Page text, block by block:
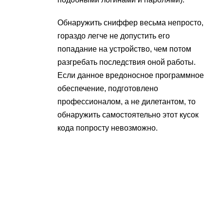
Обнаружить сниффер весьма непросто,
гораздо легче не допустить его
попадание на устройство, чем потом
разгребать последствия оной работы.
Если данное вредоносное программное
обеспечение, подготовлено
профессионалом, а не дилетантом, то
обнаружить самостоятельно этот кусок
кода попросту невозможно.